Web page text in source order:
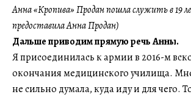
Анна «Кропива» Продан пошла служить в 19
предоставила Анна Продан)
Дальше приводим прямую речь Анны.
Я присоединилась к армии в 2016-м
окончания медицинского училища. Мне
не сильно думала, куда иду и для чего.